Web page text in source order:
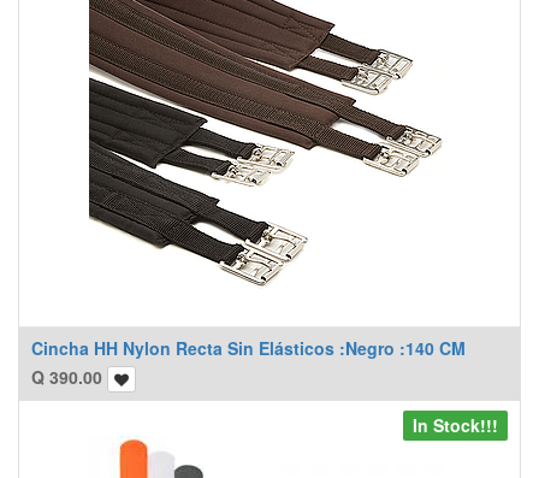
Cincha HH Nylon Recta Sin Elásticos :Negro :140 CM
Q 390.00
In Stock!!!